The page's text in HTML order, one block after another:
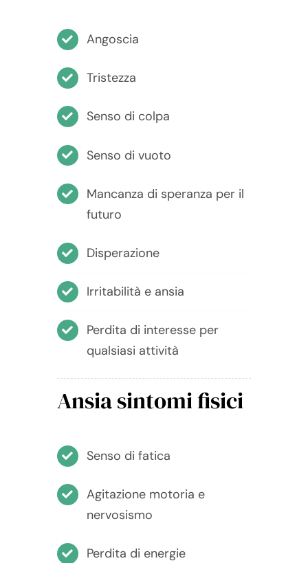
Angoscia
Tristezza
Senso di colpa
Senso di vuoto
Mancanza di speranza per il
futuro
Disperazione
Irritabilità e ansia
Perdita di interesse per
qualsiasi attività
Ansia sintomi fisici
Senso di fatica
Agitazione motoria e
nervosismo
Perdita di energie